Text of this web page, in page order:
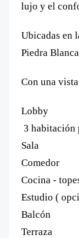
lujo y el
Ubicadas en
Piedra
Con una
Lobby
3 habitación
Sala
Comedor
Cocina -
Estudio (
Balcón
Terraza